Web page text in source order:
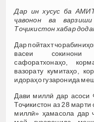
Дар ин хусус ба
ҷавонон ва
Тоҷикистон хабар
Дар пойтахт
васеи сокинони
сафоратхонаҳо,
вазорату кумитаҳо,
идораҳо гузаронида
Дави миллӣ дар асоси
Тоҷикистон аз 28
миллӣ» ҳамасола дар